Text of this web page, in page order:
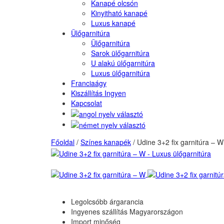
Kanapé olcsón
Kinyitható kanapé
Luxus kanapé
Ülőgarnitúra
Ülőgarnitúra
Sarok ülőgarnitúra
U alakú ülőgarnitúra
Luxus ülőgarnitúra
Franciaágy
Kiszállítás Ingyen
Kapcsolat
Főoldal / Színes kanapék / Udine 3+2 fix garnitúra –
Legolcsóbb árgarancia
Ingyenes szállítás Magyarországon
Import minőség